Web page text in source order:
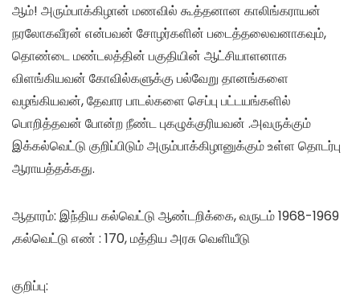
ஆம்! அரும்பாக்கிழான் மணவில் கூத்தனான காலிங்கராயன்
நரலோகவீரன் என்பவன் சோழர்களின் படைத்தலைவனாகவும்,
தொண்டை மண்டலத்தின் பகுதியின் ஆட்சியாளனாக
விளங்கியவன் கோவில்களுக்கு பல்வேறு தானங்களை
வழங்கியவன், தேவார பாடல்களை செப்பு பட்டயங்களில்
பொறித்தவன் போன்ற நீண்ட புகழுக்குரியவன் .அவருக்கும்
இக்கல்வெட்டு குறிப்பிடும் அரும்பாக்கிழானுக்கும் உள்ள தொடர்பு
ஆராயத்தக்கது.
ஆதாரம்: இந்திய கல்வெட்டு ஆண்டறிக்கை, வருடம் 1968-1969
,கல்வெட்டு எண் : 170, மத்திய அரசு வெளியீடு
குறிப்பு: